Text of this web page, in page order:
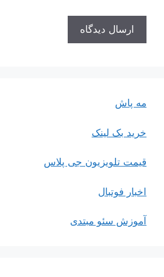
مه پاش
خرید بک لینک
قیمت تلویزیون جی پلاس
اخبار فوتبال
آموزش سئو مبتدی